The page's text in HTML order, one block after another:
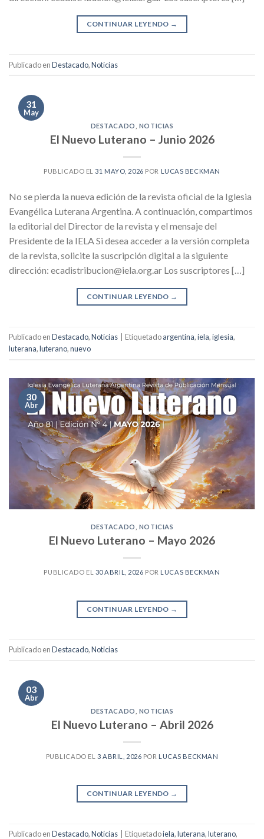
CONTINUAR LEYENDO →
Publicado enDestacado,Noticias
31
May
DESTACADO NOTICIAS
El Nuevo Luterano – Junio 2026
PUBLICADO EL31 MAYO, 2026 POR LUCAS BECKMAN
No se pierda la nueva edición de la revista oficial de la Iglesia
Evangélica Luterana Argentina. A continuación, compartimos
la editorial del Director de la revista y el mensaje del
Presidente de la IELA Si desea acceder a la versión completa
de la revista, solicite la suscripción digital a la siguiente
dirección: ecadistribucion@iela.org.ar Los suscriptores […]
CONTINUAR LEYENDO →
Publicado enDestacado,Noticias Etiquetadoargentina,iela,iglesia,
luterana,luterano,nuevo
30
Abr
DESTACADO NOTICIAS
El Nuevo Luterano – Mayo 2026
PUBLICADO EL 30 ABRIL, 2026 POR LUCAS BECKMAN
CONTINUAR LEYENDO →
Publicado enDestacado,Noticias
03
Abr
DESTACADO NOTICIAS
El Nuevo Luterano – Abril 2026
PUBLICADO EL 3 ABRIL, 2026 POR LUCAS BECKMAN
CONTINUAR LEYENDO →
Publicado enDestacado,Noticias Etiquetadoiela,luterana,luterano,